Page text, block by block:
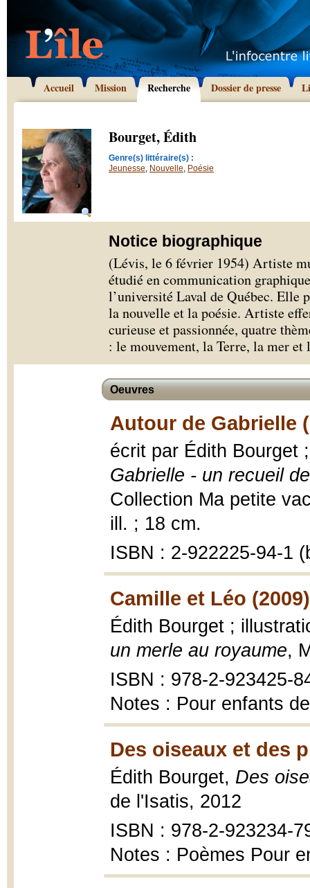
Accueil Mission Recherche Dossier de presse
Bourget, Édith
Genre(s) littéraire(s) :
Jeunesse, Nouvelle, Poésie
Notice biographique
(Lévis, le 6 février 1954) Artiste
étudié en communication
l’université Laval de Québec. Elle
la nouvelle et la poésie. Artiste
curieuse et passionnée, quatre
: le mouvement, la Terre, la mer et
Oeuvres
Autour de Gabrielle
écrit par Édith Bourget
Gabrielle - un recueil
Collection Ma petite
ill. ; 18 cm.
ISBN : 2-922225-94-1
Camille et Léo (2009)
Édith Bourget ;
un merle au royaume,
ISBN : 978-2-923425-
Notes : Pour enfants
Des oiseaux et des
Édith Bourget, Des
de l'Isatis, 2012
ISBN : 978-2-923234-
Notes : Poèmes Pour